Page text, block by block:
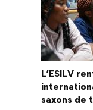
L’ESILV
saxons de